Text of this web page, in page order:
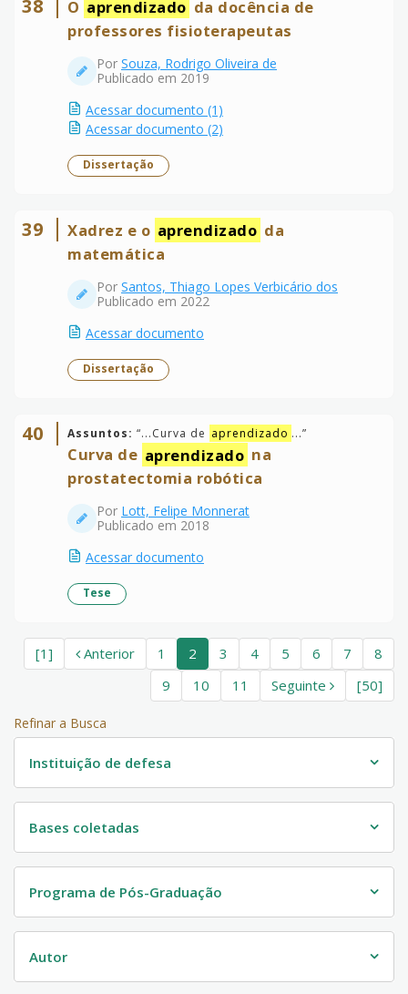
38 O aprendizado da docência de
professores fisioterapeutas
Por Souza, Rodrigo Oliveira de
Publicado em 2019
Acessar documento (1)
Acessar documento (2)
Dissertação
39 Xadrez e o aprendizado da
matemática
Por Santos, Thiago Lopes Verbicário dos
Publicado em 2022
Acessar documento
Dissertação
40 Assuntos: “...Curva de aprendizado ...”
Curva de aprendizado na
prostatectomia robótica
Por Lott, Felipe Monnerat
Publicado em 2018
Acessar documento
Tese
[1] Anterior 1 2 3 4 5 6 7
8
9
10 11 Seguinte [50]
Refinar a Busca
Instituição de defesa
Bases coletadas
Programa de Pós-Graduação
Autor